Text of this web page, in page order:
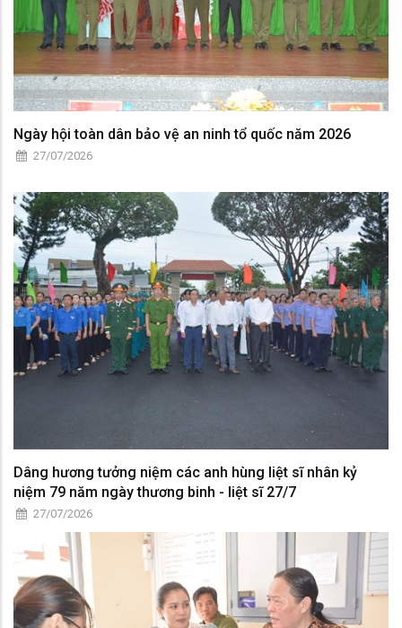
Ngày hội toàn dân bảo vệ an ninh tổ quốc năm 2026
27/07/2026
Dâng hương tưởng niệm các anh hùng liệt sĩ nhân kỷ
niệm 79 năm ngày thương binh - liệt sĩ 27/7
27/07/2026